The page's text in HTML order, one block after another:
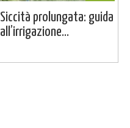
Siccità prolungata: guida
all’irrigazione...